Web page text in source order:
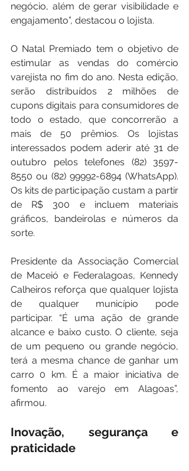
negócio, além de gerar visibilidade e
engajamento”, destacou o lojista.
O Natal Premiado tem o objetivo de
estimular as vendas do comércio
varejista no fim do ano. Nesta edição,
serão distribuídos 2 milhões de
cupons digitais para consumidores de
todo o estado, que concorrerão a
mais de 50 prêmios. Os lojistas
interessados podem aderir até 31 de
outubro pelos telefones (82) 3597-
8550 ou (82) 99992-6894 (WhatsApp).
Os kits de participação custam a partir
de R$ 300 e incluem materiais
gráficos, bandeirolas e números da
sorte.
Presidente da Associação Comercial
de Maceió e Federalagoas, Kennedy
Calheiros reforça que qualquer lojista
de qualquer município pode
participar. “É uma ação de grande
alcance e baixo custo. O cliente, seja
de um pequeno ou grande negócio,
terá a mesma chance de ganhar um
carro 0 km. É a maior iniciativa de
fomento ao varejo em Alagoas”,
afirmou.
Inovação, segurança e
praticidade